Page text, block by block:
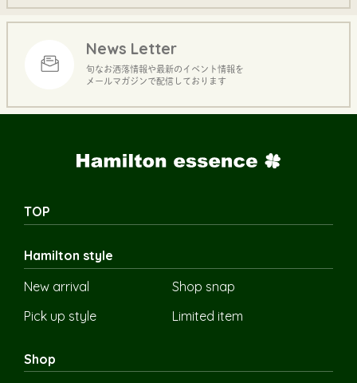
News Letter
旬なお洒落情報や最新のイベント情報を
メールマガジンで配信しております
TOP
Hamilton style
New arrival
Shop snap
Pick up style
Limited item
Shop